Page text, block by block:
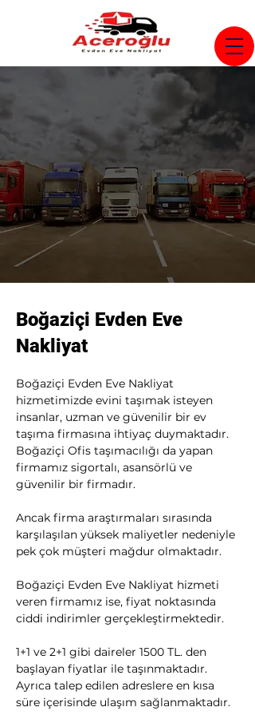
Boğaziçi Evden Eve
Nakliyat
Boğaziçi Evden Eve Nakliyat
hizmetimizde evini taşımak isteyen
insanlar, uzman ve güvenilir bir ev
taşıma firmasına ihtiyaç duymaktadır.
Boğaziçi Ofis taşımacılığı da yapan
firmamız sigortalı, asansörlü ve
güvenilir bir firmadır.
​Ancak firma araştırmaları sırasında
karşılaşılan yüksek maliyetler nedeniyle
pek çok müşteri mağdur olmaktadır.
Boğaziçi Evden Eve Nakliyat hizmeti
veren firmamız ise, fiyat noktasında
ciddi indirimler gerçekleştirmektedir.
1+1 ve 2+1 gibi daireler 1500 TL. den
başlayan fiyatlar ile taşınmaktadır.
Ayrıca talep edilen adreslere en kısa
süre içerisinde ulaşım sağlanmaktadır.